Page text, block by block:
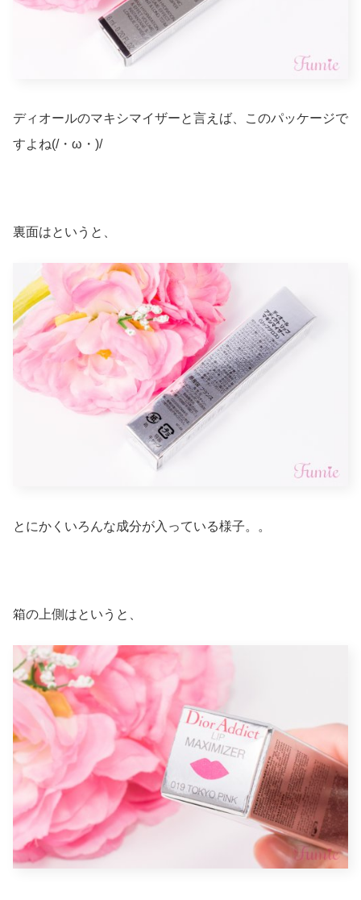
ディオールのマキシマイザーと言えば、このパッケージで
すよね(/・ω・)/
裏面はというと、
とにかくいろんな成分が入っている様子。。
箱の上側はというと、